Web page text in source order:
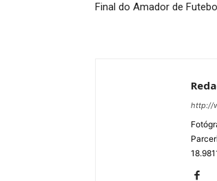
Final do Amador de
http://